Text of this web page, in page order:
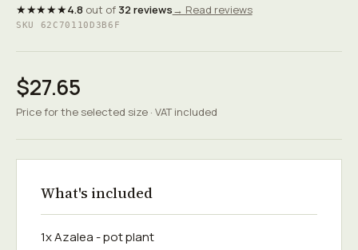
★★★★★4.8 out of 32 reviews→ Read reviews
SKU 62C70110D3B6F
$27.65
Price for the selected size · VAT included
What's included
1x Azalea - pot plant